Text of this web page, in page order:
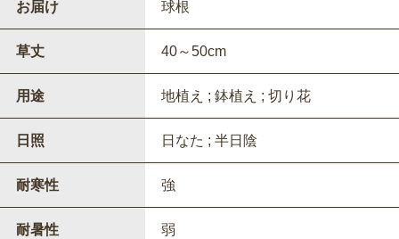
お届け 球根
草丈 40～50cm
用途 地植え ; 鉢植え ; 切り花
日照 日なた ; 半日陰
耐寒性 強
耐暑性 弱